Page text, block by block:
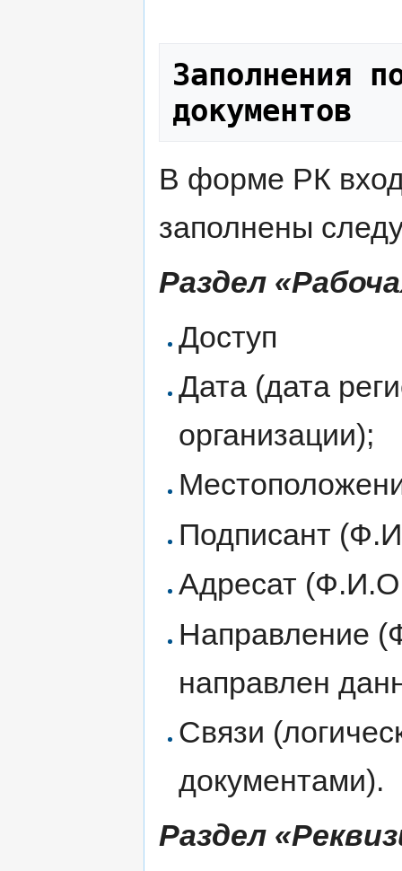
Заполнения
документов
В форме РК
заполнены
Раздел
Доступ
Дата (дата
организации);
Подписант
Адресат
Направление
направлен
Связи
документами).
Раздел